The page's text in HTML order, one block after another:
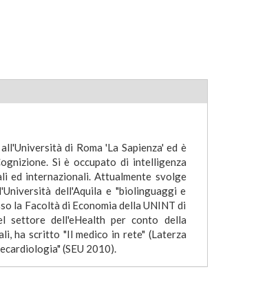
di Roma 'La Sapienza' ed è
Si è occupato di intelligenza
ed internazionali. Attualmente svolge
dell'Aquila e "biolinguaggi e
la Facoltà di Economia della UNINT di
settore dell'eHealth per conto della
ha scritto "Il medico in rete" (Laterza
(SEU 2010).